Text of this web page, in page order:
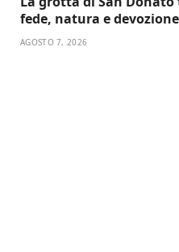
fede, natura e devozione
AGOSTO 7, 2026